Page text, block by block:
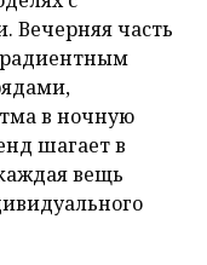
часть
в ночную
шагает в
вещь